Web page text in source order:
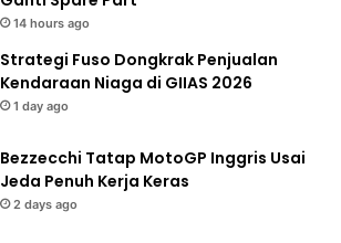
14 hours ago
Strategi Fuso Dongkrak Penjualan
Kendaraan Niaga di GIIAS 2026
1 day ago
Bezzecchi Tatap MotoGP Inggris Usai
Jeda Penuh Kerja Keras
2 days ago